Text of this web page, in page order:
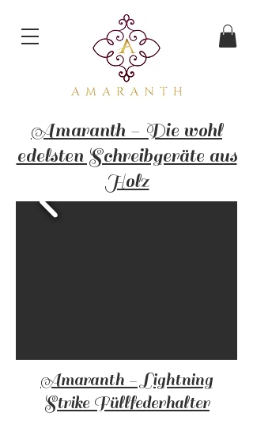
Amaranth - Die wohl
edelsten Schreibgeräte aus
Holz
Amaranth - Lightning
Strike Füllfederhalter